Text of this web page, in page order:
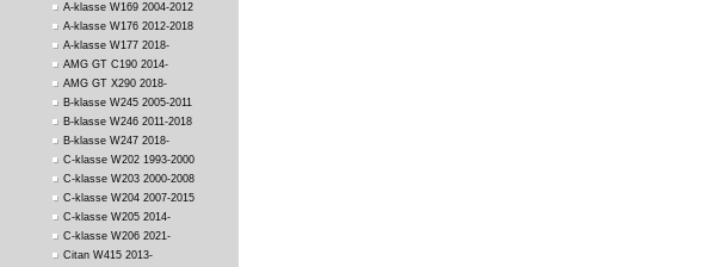
A-klasse W169 2004-2012
A-klasse W176 2012-2018
A-klasse W177 2018-
AMG GT C190 2014-
AMG GT X290 2018-
B-klasse W245 2005-2011
B-klasse W246 2011-2018
B-klasse W247 2018-
C-klasse W202 1993-2000
C-klasse W203 2000-2008
C-klasse W204 2007-2015
C-klasse W205 2014-
C-klasse W206 2021-
Citan W415 2013-